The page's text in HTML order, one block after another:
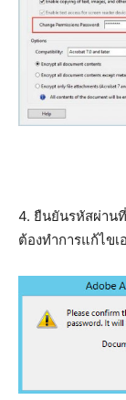
4. ยืนยันรหัสผ่าน
ต้องทำการแก้ไขเ